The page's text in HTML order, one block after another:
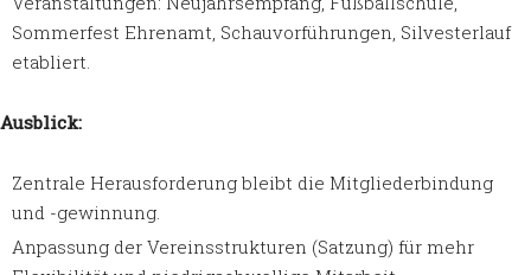
Sommerfest Ehrenamt, Schauvorführungen, Silvesterlauf
etabliert.
Ausblick:
Zentrale Herausforderung bleibt die Mitgliederbindung
und -gewinnung.
Anpassung der Vereinsstrukturen (Satzung) für mehr